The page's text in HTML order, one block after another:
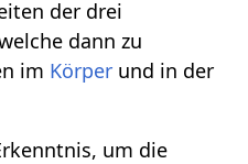
der drei
dann zu
im Körper und in der
um die